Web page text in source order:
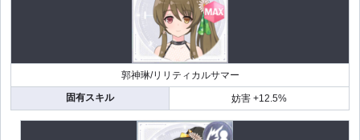
郭神琳/リリティカルサマー
固有スキル
妨害 +12.5%